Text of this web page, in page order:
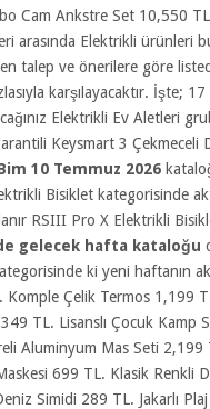
Cam Ankstre Set 10,550
arasında Elektrikli ürünleri
talep ve önerilere göre
karşılayacaktır. İşte;
Elektrikli Ev Aletleri
Keysmart 3
10 Temmuz 2026
Bisiklet kategorisinde
RSIII Pro X Elektrikli
gelecek hafta kataloğu
ki yeni haftanın
Komple Çelik Termos 1,199
TL. Lisanslı Çocuk Kamp
Aluminyum Mas Seti
699 TL. Klasik Renkli
Simidi 289 TL. Jakarlı